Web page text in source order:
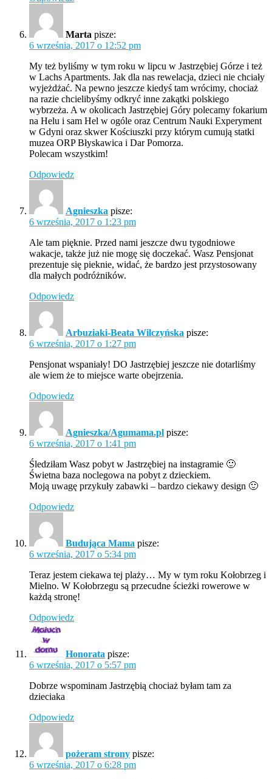
Marta pisze:
6 września, 2017 o 12:52 pm
My też byliśmy w tym roku w lipcu w Jastrzębiej Górze i też
w Lachs Apartments. Jak dla nas rewelacja, dzieci nie chciały
wyjeżdżać. Na pewno jeszcze kiedyś tam wrócimy, chociaż
na razie chcielibyśmy odkryć inne zakątki polskiego
wybrzeża. A w okolicach Jastrzębiej Góry polecamy fokarium
na Helu i sam Hel w ogóle oraz Centrum Nauki Experyment
w Gdyni oraz skwer Kościuszki przy którym cumują statki
muzea ORP Błyskawica i Dar Pomorza.
Polecam wszystkim!
Odpowiedz
Agnieszka pisze:
6 września, 2017 o 1:23 pm
Ale tam pięknie. Przed nami jeszcze dwu tygodniowe
wakacje, także już nie mogę się doczekać. Wasz Pensjonat
prezentuje się pieknie, widać, że bardzo jest przystosowany
dla małych podróżników.
Odpowiedz
Arbuziaki-Beata Wilczyńska pisze:
6 września, 2017 o 1:27 pm
Pensjonat wspaniały! DO Jastrzębiej jeszcze nie dotarliśmy
ale wiem że to miejsce warte obejrzenia.
Odpowiedz
Agnieszka/Agumama.pl pisze:
6 września, 2017 o 1:41 pm
Śledziłam Wasz pobyt w Jastrzębiej na instagramie 🙂
Świetna baza noclegowa na pobyt z dzieckiem.
Moją uwagę przykuły zabawki – bardzo ciekawy design 🙂
Odpowiedz
Budująca Mama pisze:
6 września, 2017 o 5:34 pm
Teraz jestem ciekawa tej plaży… My w tym roku Kołobrzeg i
Mielno. W Kołobrzegu są przecudne ścieżki rowerowe w
każdą stronę!
Odpowiedz
Honorata pisze:
6 września, 2017 o 5:57 pm
Dobrze wspominam Jastrzębią chociaż byłam tam za
dzieciaka
Odpowiedz
pożeram strony pisze:
6 września, 2017 o 6:28 pm